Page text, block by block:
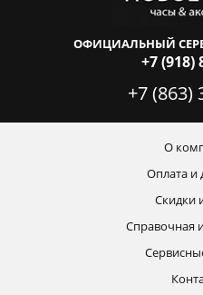
ОФИЦИАЛЬНЫЙ
+7 (918)
+7 (863)
О
Оплата и
Скидки
Справочная